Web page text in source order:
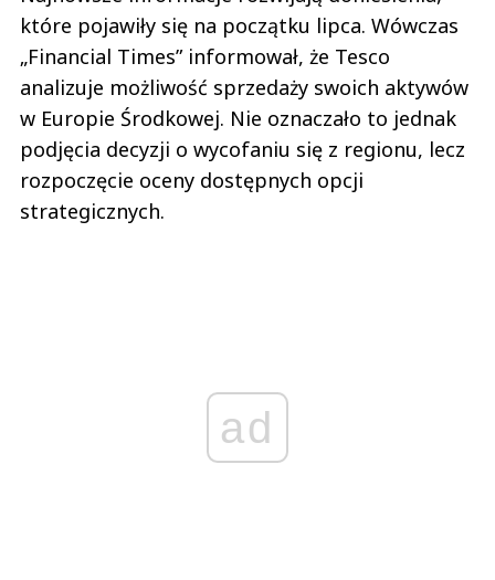
które pojawiły się na początku lipca. Wówczas
„Financial Times” informował, że Tesco
analizuje możliwość sprzedaży swoich aktywów
w Europie Środkowej. Nie oznaczało to jednak
podjęcia decyzji o wycofaniu się z regionu, lecz
rozpoczęcie oceny dostępnych opcji
strategicznych.
ad